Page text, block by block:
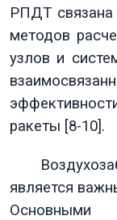
РПДТ связана
методов
узлов и
ракеты [8-10].
является
Основными